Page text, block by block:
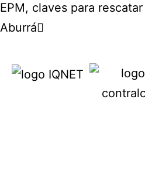
EPM, claves para
Aburrá